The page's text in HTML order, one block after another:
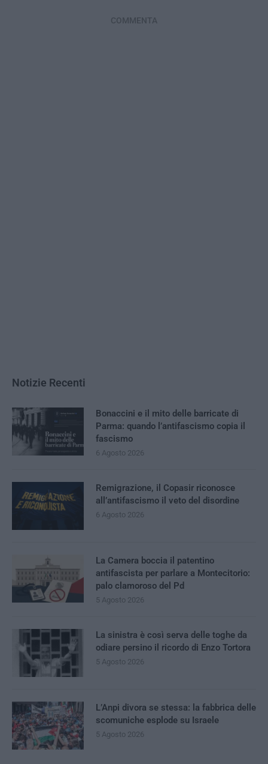
COMMENTA
Notizie Recenti
Bonaccini e il mito delle barricate di
Parma: quando l’antifascismo copia il
fascismo
6 Agosto 2026
Remigrazione, il Copasir riconosce
all’antifascismo il veto del disordine
6 Agosto 2026
La Camera boccia il patentino
antifascista per parlare a Montecitorio:
palo clamoroso del Pd
5 Agosto 2026
La sinistra è così serva delle toghe da
odiare persino il ricordo di Enzo Tortora
5 Agosto 2026
L’Anpi divora se stessa: la fabbrica delle
scomuniche esplode su Israele
5 Agosto 2026